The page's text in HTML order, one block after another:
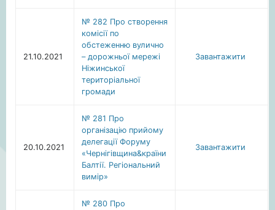
21.10.2021
№ 282 Про створення
комісії по
обстеженню вулично
– дорожньої мережі
Ніжинської
територіальної
громади
Завантажити
20.10.2021
№ 281 Про
організацію прийому
делегації Форуму
«Чернігівщина&країни
Балтії. Регіональний
вимір»
Завантажити
№ 280 Про